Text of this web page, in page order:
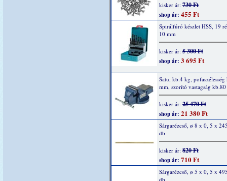
kisker ár: 730 Ft
shop ár: 455 Ft
Spirálfúró készlet HSS, 19
10 mm
kisker ár: 5 300 Ft
shop ár: 3 695 Ft
Satu, kb.4 kg,
mm, szorító vastagság
kisker ár: 25 470 Ft
shop ár: 21 380 Ft
Sárgarézcső, ø 8 x 0, 5 x
db
kisker ár: 820 Ft
shop ár: 710 Ft
Sárgarézcső, ø 5 x 0, 5 x
db